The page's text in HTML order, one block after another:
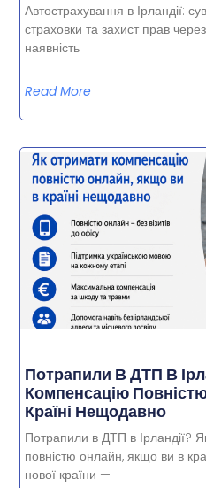
Автострахування в Ірландії:
страховки та захист прав
наявність
Read More
Потрапили В ДТП В
Компенсацію
Країні Нещодавно
Потрапили в ДТП в Ірландії?
повністю онлайн, якщо ви в
нової країни —